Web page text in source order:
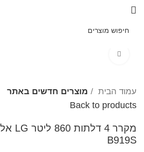
עמוד הבית מוצרים חדשים באתר
Back to products
B919S